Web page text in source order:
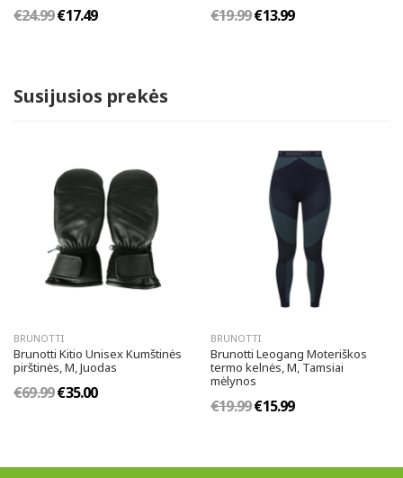
€24.99€17.49 €19.99€13.99
Susijusios prekės
BRUNOTTI
Brunotti Kitio Unisex Kumštinės
pirštinės, M, Juodas
€69.99€35.00
BRUNOTTI
Brunotti Leogang Moteriškos
termo kelnės, M, Tamsiai
mėlynos
€19.99€15.99